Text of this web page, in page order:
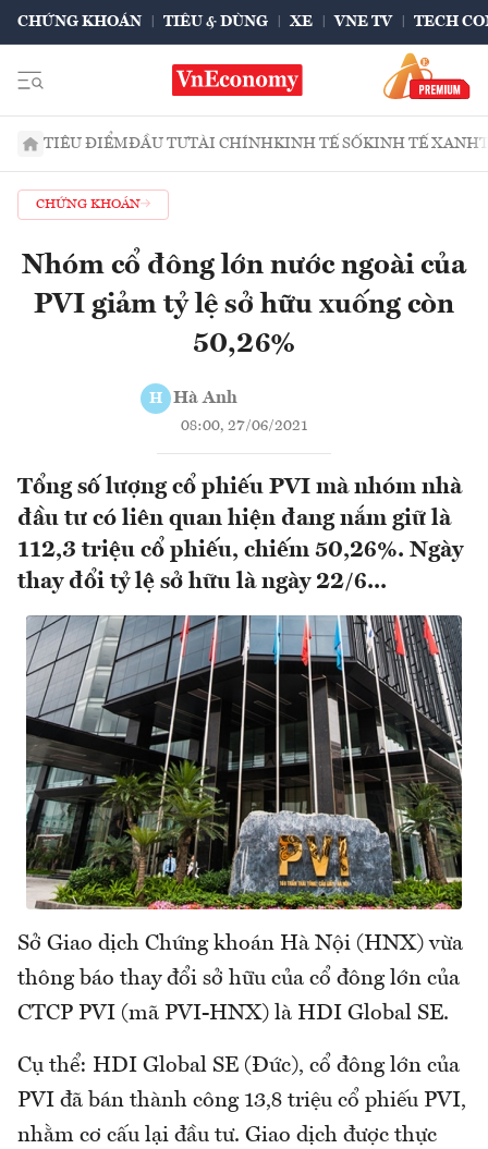
CHỨNG KHOÁN TIÊU & DÙNG XE VNE TV TECH
TIÊU ĐIỂMĐẦU TƯTÀI CHÍNHKINH TẾ SỐKINH TẾ XANH
CHỨNG KHOÁN
Nhóm cổ đông lớn nước ngoài của
PVI giảm tỷ lệ sở hữu xuống còn
50,26%
H Hà Anh
08:00, 27/06/2021
Tổng số lượng cổ phiếu PVI mà nhóm nhà
đầu tư có liên quan hiện đang nắm giữ là
112,3 triệu cổ phiếu, chiếm 50,26%. Ngày
thay đổi tỷ lệ sở hữu là ngày 22/6...
Sở Giao dịch Chứng khoán Hà Nội (HNX) vừa
thông báo thay đổi sở hữu của cổ đông lớn của
CTCP PVI (mã PVI-HNX) là HDI Global SE.
Cụ thể: HDI Global SE (Đức), cổ đông lớn của
PVI đã bán thành công 13,8 triệu cổ phiếu PVI,
nhằm cơ cấu lại đầu tư. Giao dịch được thực